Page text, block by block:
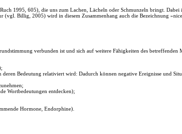
1995, 605), die uns zum Lachen, Lächeln oder Schmunzeln bringt. Dabei
(vgl. Billig, 2005) wird in diesem Zusammenhang auch die Bezeichnung
verbunden ist und sich auf weitere Fähigkeiten des betreffenden
Bedeutung relativiert wird: Dadurch können negative Ereignisse und
Wortbedeutungen entdecken);
Hormone, Endorphine).